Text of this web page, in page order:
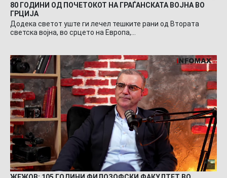
80 ГОДИНИ ОД ПОЧЕТОКОТ НА ГРАЃАНСКАТА ВОЈНА ВО
ГРЦИЈА
Додека светот уште ги лечел тешките рани од Втората
светска војна, во срцето на Европа,…